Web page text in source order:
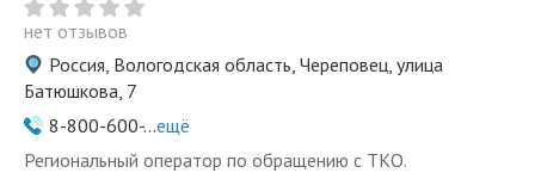
нет отзывов
Россия, Вологодская область, Череповец, улица
Батюшкова, 7
8-800-600-...ещё
Региональный оператор по обращению с ТКО.